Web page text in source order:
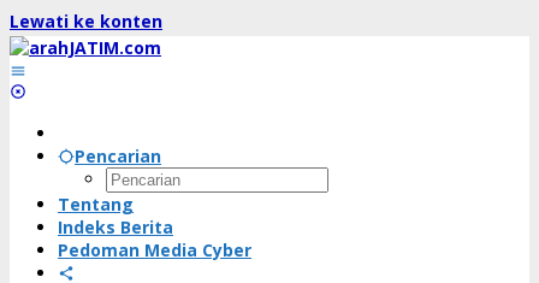
Lewati ke konten
Pencarian
Tentang
Indeks Berita
Pedoman Media Cyber